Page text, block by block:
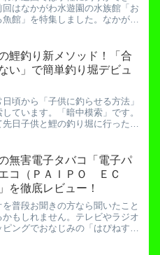
回はなかがわ水遊園の水族館「お
魚館」を特集しました。なかがわ
館がクローズアップされていま
なんとリアルな釣りも...
鯉釣り新メソッド！「合
い」で簡単釣り堀デビュ
頃から「子供に釣らせる方法」
しています。「暗中模索」です。
先日子供と鯉の釣り堀に行ったと
だって無駄ですよ。ブログは目
のですから。釣り...
無害電子タバコ「電子パ
コ（ＰＡＩＰＯ ＥＣ
を徹底レビュー！
を普段お聞きの方なら聞いたこと
かもしれません。テレビやラジオ
ピングでおなじみの「はぴねすく